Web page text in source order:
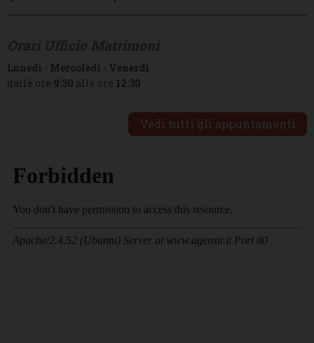
Lunedì - Mercoledì - Venerdì
dalle ore 9:30 alle ore 12:30
Vedi tutti gli appuntamenti